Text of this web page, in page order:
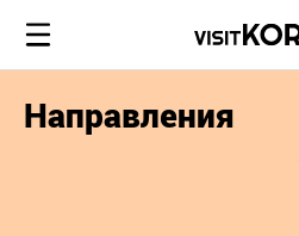
Направления